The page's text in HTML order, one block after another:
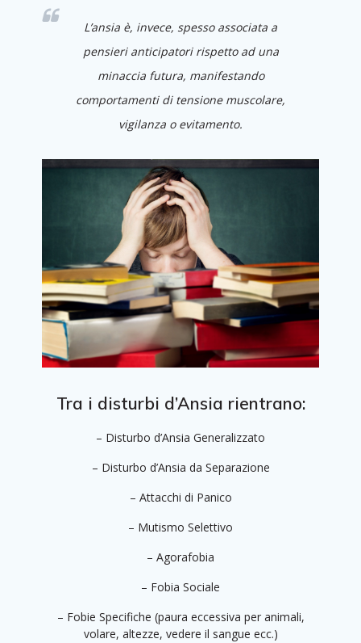
L’ansia è, invece, spesso associata a
pensieri anticipatori rispetto ad una
minaccia futura, manifestando
comportamenti di tensione muscolare,
vigilanza o evitamento.
Tra i disturbi d’Ansia rientrano:
– Disturbo d’Ansia Generalizzato
– Disturbo d’Ansia da Separazione
– Attacchi di Panico
– Mutismo Selettivo
– Agorafobia
– Fobia Sociale
– Fobie Specifiche (paura eccessiva per animali,
volare, altezze, vedere il sangue ecc.)